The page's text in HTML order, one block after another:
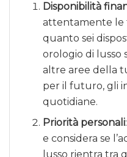
Disponibilità
attentamente le
quanto sei
orologio di lusso
altre aree della
per il futuro, gli
quotidiane.
Priorità personali
e considera se
lusso rientra tra